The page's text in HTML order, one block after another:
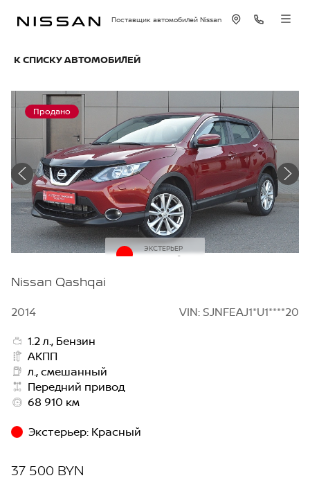
Поставщик автомобилей Nissan
К СПИСКУ АВТОМОБИЛЕЙ
Продано
ЭКСТЕРЬЕР
Красный
Nissan Qashqai
2014
VIN: SJNFEAJ1*U1****20
1.2 л., Бензин
АКПП
л., смешанный
Передний привод
68 910 км
Экстерьер: Красный
37 500 BYN